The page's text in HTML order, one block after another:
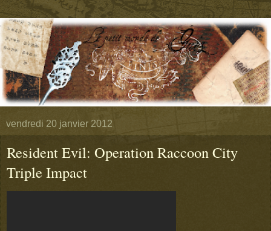
vendredi 20 janvier 2012
Resident Evil: Operation Raccoon City
Triple Impact